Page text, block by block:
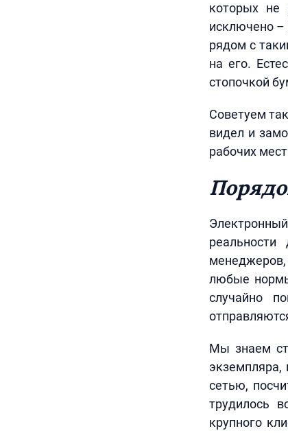
которых не
исключено –
рядом с
на его.
стопочкой
Советуем
видел и
рабочих
менеджеров,
любые
случайно
Мы знаем
экземпляра,
сетью,
трудилось
крупного